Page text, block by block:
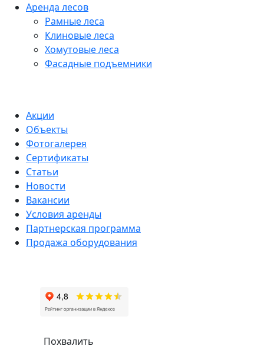
Аренда лесов
Рамные леса
Клиновые леса
Хомутовые леса
Фасадные подъемники
Акции
Объекты
Фотогалерея
Сертификаты
Статьи
Новости
Вакансии
Условия аренды
Партнерская программа
Продажа оборудования
Похвалить